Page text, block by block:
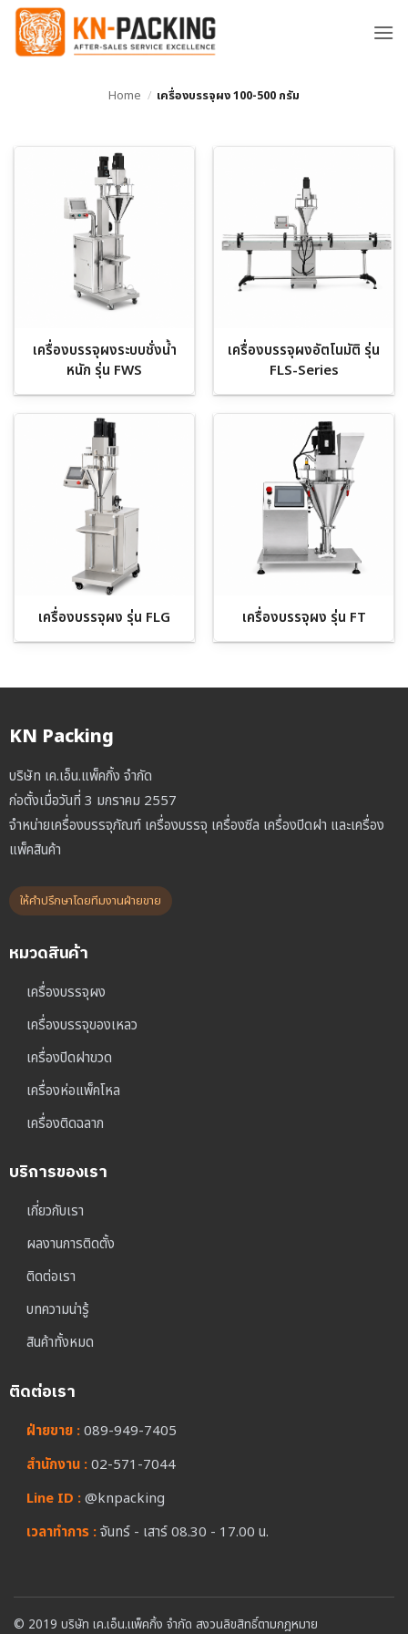
ข้าม
ยัง
Home / เครื่องบรรจุผง 100-500 กรัม
เครื่องบรรจุผงระบบชั่งน้ำ
หนัก รุ่น FWS
เครื่องบรรจุผงอัตโนมัติ รุ่น
FLS-Series
เครื่องบรรจุผง รุ่น FLG เครื่องบรรจุผง รุ่น FT
KN Packing
บริษัท เค.เอ็น.แพ็คกิ้ง จำกัด
ก่อตั้งเมื่อวันที่ 3 มกราคม 2557
จำหน่ายเครื่องบรรจุภัณฑ์ เครื่องบรรจุ เครื่องซีล เครื่องปิดฝา และเครื่อง
แพ็คสินค้า
ให้คำปรึกษาโดยทีมงานฝ่ายขาย
หมวดสินค้า
เครื่องบรรจุผง
เครื่องบรรจุของเหลว
เครื่องปิดฝาขวด
เครื่องห่อแพ็คโหล
เครื่องติดฉลาก
บริการของเรา
เกี่ยวกับเรา
ผลงานการติดตั้ง
ติดต่อเรา
บทความน่ารู้
สินค้าทั้งหมด
ติดต่อเรา
ฝ่ายขาย :089-949-7405
สำนักงาน :02-571-7044
Line ID :@knpacking
เวลาทำการ :จันทร์ - เสาร์ 08.30 - 17.00 น.
© 2019 บริษัท เค.เอ็น.แพ็คกิ้ง จำกัด สงวนลิขสิทธิ์ตามกฎหมาย